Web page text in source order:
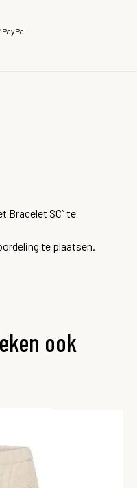
Bracelet SC” te
te plaatsen.
ook